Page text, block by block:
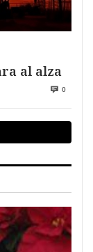
al alza
0